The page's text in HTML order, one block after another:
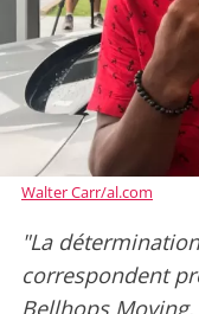
Walter Carr/al.com
"La
correspondent
Bellhops